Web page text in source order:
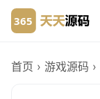
首页 › 游戏源码 ›